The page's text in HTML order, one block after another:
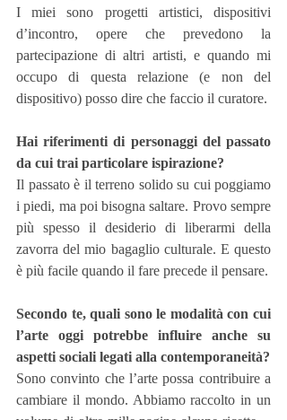
I miei sono progetti artistici, dispositivi
d’incontro, opere che prevedono la
partecipazione di altri artisti, e quando mi
occupo di questa relazione (e non del
dispositivo) posso dire che faccio il curatore.
Hai riferimenti di personaggi del passato
da cui trai particolare ispirazione?
Il passato è il terreno solido su cui poggiamo
i piedi, ma poi bisogna saltare. Provo sempre
più spesso il desiderio di liberarmi della
zavorra del mio bagaglio culturale. E questo
è più facile quando il fare precede il pensare.
Secondo te, quali sono le modalità con cui
l’arte oggi potrebbe influire anche su
aspetti sociali legati alla contemporaneità?
Sono convinto che l’arte possa contribuire a
cambiare il mondo. Abbiamo raccolto in un